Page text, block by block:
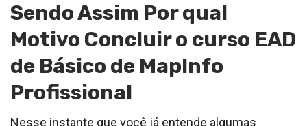
Sendo Assim Por qual
Motivo Concluir o curso EAD
de Básico de MapInfo
Profissional
Nesse instante que você já entende algumas